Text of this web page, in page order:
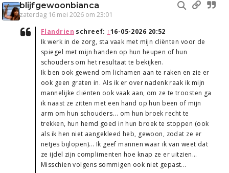
blijfgewoonbianca
zaterdag 16 mei 2026 om 23:01
Flandrien schreef: ↑16-05-2026 20:52
Ik werk in de zorg, sta vaak met mijn cliënten voor de
spiegel met mijn handen op hun heupen of hun
schouders om het resultaat te bekijken.
Ik ben ook gewend om lichamen aan te raken en zie er
ook geen graten in. Als ik er over nadenk raak ik mijn
mannelijke cliënten ook vaak aan, om ze te troosten ga
ik naast ze zitten met een hand op hun been of mijn
arm om hun schouders... om hun broek recht te
trekken, hun hemd goed in hun broek te stoppen (ook
als ik hen niet aangekleed heb, gewoon, zodat ze er
netjes bijlopen)... Ik geef mannen waar ik van weet dat
ze ijdel zijn complimenten hoe knap ze er uitzien...
Misschien volgens sommigen ook niet gepast...